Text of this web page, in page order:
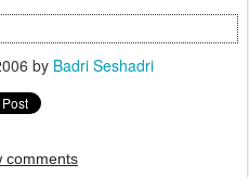
by Badri Seshadri
comments